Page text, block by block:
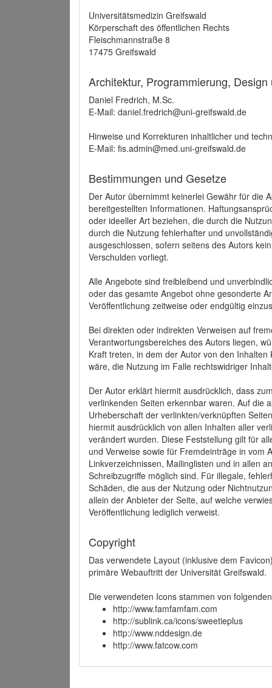
Universitätsmedizin Greifswald
Körperschaft des öffentlichen Rechts
Fleischmannstraße 8
17475 Greifswald
Architektur, Programmierung,
Daniel Fredrich, M.Sc.
E-Mail: daniel.fredrich@uni-greifswald.de
Hinweise und Korrekturen inhaltlicher und
E-Mail: fis.admin@med.uni-greifswald.de
Bestimmungen und Gesetze
Der Autor übernimmt keinerlei Gewähr für die
bereitgestellten Informationen.
oder ideeller Art beziehen, die durch die
durch die Nutzung fehlerhafter und
ausgeschlossen, sofern seitens des Autors
Verschulden vorliegt.
Alle Angebote sind freibleibend und
oder das gesamte Angebot ohne gesonderte
Veröffentlichung zeitweise oder endgültig
Bei direkten oder indirekten Verweisen auf
Verantwortungsbereiches des Autors liegen,
Kraft treten, in dem der Autor von den
wäre, die Nutzung im Falle rechtswidriger
Der Autor erklärt hiermit ausdrücklich, dass
verlinkenden Seiten erkennbar waren. Auf die
Urheberschaft der verlinkten/verknüpften
hiermit ausdrücklich von allen Inhalten aller
verändert wurden. Diese Feststellung gilt für
und Verweise sowie für Fremdeinträge in vom
Linkverzeichnissen, Mailinglisten und in allen
Schreibzugriffe möglich sind. Für illegale,
Schäden, die aus der Nutzung oder
allein der Anbieter der Seite, auf welche
Veröffentlichung lediglich verweist.
Copyright
Das verwendete Layout (inklusive dem
primäre Webauftritt der Universität Greifswald.
Die verwendeten Icons stammen von
http://www.famfamfam.com
http://sublink.ca/icons/sweetieplus
http://www.nddesign.de
http://www.fatcow.com